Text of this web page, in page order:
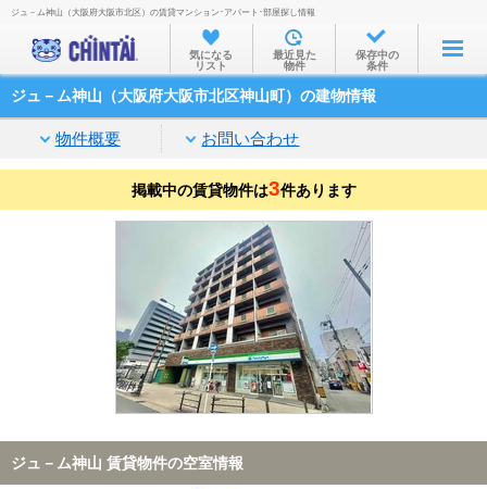
お部屋を探す
沿線・駅から
住所から
家賃相場から
通勤通学時間から
物件特集から
不動産会社から
TOP
ジュ－ム神山（大阪府大阪市北区）の賃貸マンション･アパート･部屋探し情報
気になる
リスト
最近見た
物件
保存中の
条件
ジュ－ム神山（大阪府大阪市北区神山町）の建物情報
物件概要 お問い合わせ
掲載中の賃貸物件は3件あります
ジュ－ム神山 賃貸物件の空室情報